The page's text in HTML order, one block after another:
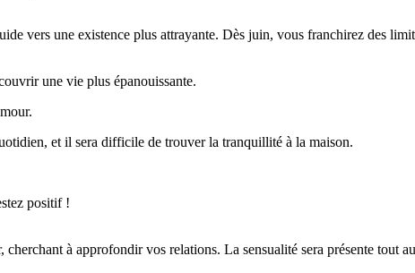
vers une existence plus attrayante. Dès juin, vous franchirez des
une vie plus épanouissante.
et il sera difficile de trouver la tranquillité à la maison.
positif !
à approfondir vos relations. La sensualité sera présente tout